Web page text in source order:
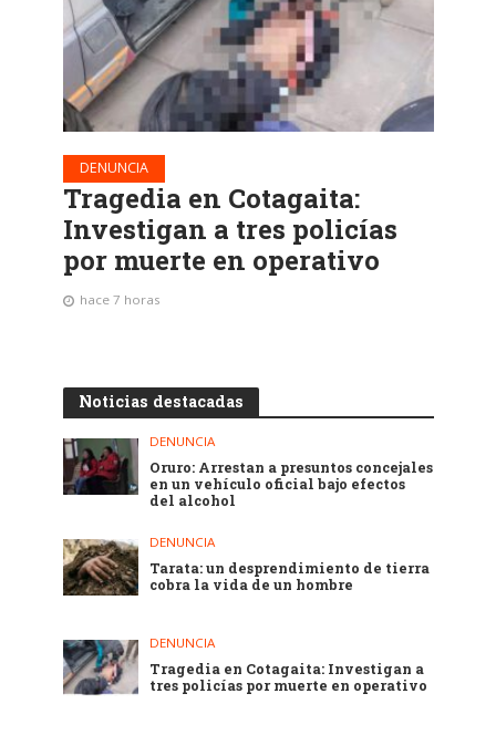
DENUNCIA
Tragedia en Cotagaita:
Investigan a tres policías
por muerte en operativo
hace 7 horas
Noticias destacadas
DENUNCIA
Oruro: Arrestan a presuntos concejales
en un vehículo oficial bajo efectos
del alcohol
DENUNCIA
Tarata: un desprendimiento de tierra
cobra la vida de un hombre
DENUNCIA
Tragedia en Cotagaita: Investigan a
tres policías por muerte en operativo